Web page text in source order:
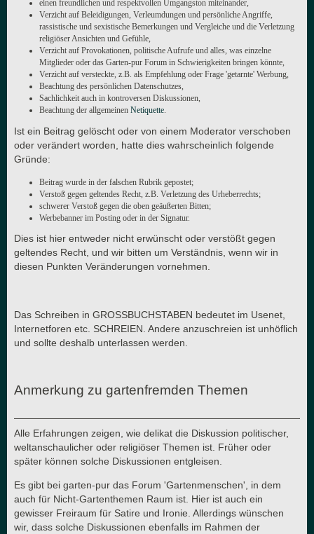
einen freundlichen und respektvollen Umgangston miteinander,
Verzicht auf Beleidigungen, Verleumdungen und persönliche Angriffe,
rassistische und sexistische Bemerkungen und Vergleiche und die Verletzung
religiöser Ansichten und Gefühle,
Verzicht auf Provokationen, politische Aufrufe und alles, was einzelne
Mitglieder oder das Garten-pur Forum in Schwierigkeiten bringen könnte,
Verzicht auf versteckte, z.B. als Empfehlung oder Frage 'getarnte' Werbung,
Beachtung des persönlichen Datenschutzes,
Sachlichkeit auch in kontroversen Diskussionen,
Beachtung der allgemeinen Netiquette.
Ist ein Beitrag gelöscht oder von einem Moderator verschoben
oder verändert worden, hatte dies wahrscheinlich folgende
Gründe:
Beitrag wurde in der falschen Rubrik gepostet;
Verstoß gegen geltendes Recht, z.B. Verletzung des Urheberrechts;
schwerer Verstoß gegen die oben geäußerten Bitten;
Werbebanner im Posting oder in der Signatur.
Dies ist hier entweder nicht erwünscht oder verstößt gegen
geltendes Recht, und wir bitten um Verständnis, wenn wir in
diesen Punkten Veränderungen vornehmen.
Das Schreiben in GROSSBUCHSTABEN bedeutet im Usenet,
Internetforen etc. SCHREIEN. Andere anzuschreien ist unhöflich
und sollte deshalb unterlassen werden.
Anmerkung zu gartenfremden Themen
Alle Erfahrungen zeigen, wie delikat die Diskussion politischer,
weltanschaulicher oder religiöser Themen ist. Früher oder
später können solche Diskussionen entgleisen.
Es gibt bei garten-pur das Forum 'Gartenmenschen', in dem
auch für Nicht-Gartenthemen Raum ist. Hier ist auch ein
gewisser Freiraum für Satire und Ironie. Allerdings wünschen
wir, dass solche Diskussionen ebenfalls im Rahmen der